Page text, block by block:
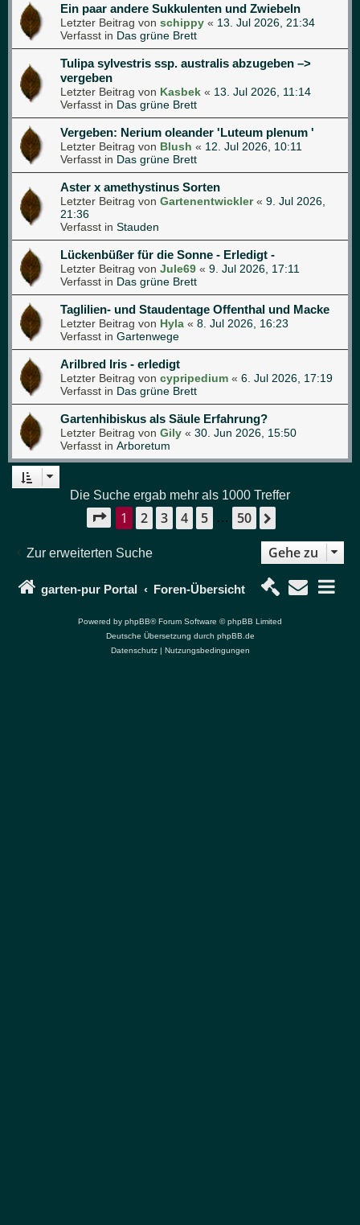
Ein paar andere Sukkulenten und Zwiebeln
Letzter Beitrag von schippy « 13. Jul 2026, 21:34
Verfasst in Das grüne Brett
Tulipa sylvestris ssp. australis abzugeben –>
vergeben
Letzter Beitrag von Kasbek « 13. Jul 2026, 11:14
Verfasst in Das grüne Brett
Vergeben: Nerium oleander 'Luteum plenum '
Letzter Beitrag von Blush « 12. Jul 2026, 10:11
Verfasst in Das grüne Brett
Aster x amethystinus Sorten
Letzter Beitrag von Gartenentwickler« 9. Jul 2026,
21:36
Verfasst in Stauden
Lückenbüßer für die Sonne - Erledigt -
Letzter Beitrag von Jule69 « 9. Jul 2026, 17:11
Verfasst in Das grüne Brett
Taglilien- und Staudentage Offenthal und Macke
Letzter Beitrag von Hyla « 8. Jul 2026, 16:23
Verfasst in Gartenwege
Arilbred Iris - erledigt
Letzter Beitrag von cypripedium « 6. Jul 2026, 17:19
Verfasst in Das grüne Brett
Gartenhibiskus als Säule Erfahrung?
Letzter Beitrag von Gily « 30. Jun 2026, 15:50
Verfasst in Arboretum
Die Suche ergab mehr als 1000 Treffer
Seite 1von 50
1 2 3 4 5 … 50
Zur erweiterten Suche Gehe zu
garten-pur Portal Foren-Übersicht
Powered by phpBB® Forum Software © phpBB Limited
Deutsche Übersetzung durch phpBB.de
Datenschutz| Nutzungsbedingungen